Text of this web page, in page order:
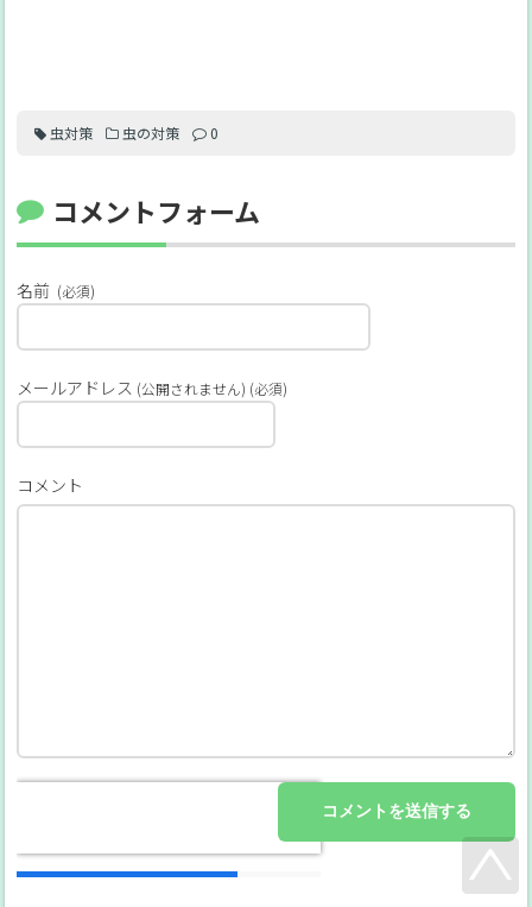
虫対策 虫の対策 0
コメントフォーム
名前 (必須)
メールアドレス (公開されません) (必須)
コメント